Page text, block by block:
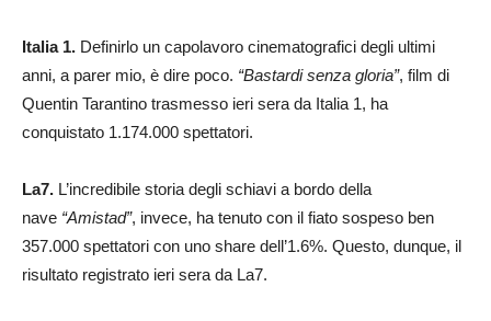
Italia 1. Definirlo un capolavoro cinematografici degli ultimi
anni, a parer mio, è dire poco. “Bastardi senza gloria”, film di
Quentin Tarantino trasmesso ieri sera da Italia 1, ha
conquistato 1.174.000 spettatori.
La7. L’incredibile storia degli schiavi a bordo della
nave “Amistad”, invece, ha tenuto con il fiato sospeso ben
357.000 spettatori con uno share dell’1.6%. Questo, dunque, il
risultato registrato ieri sera da La7.